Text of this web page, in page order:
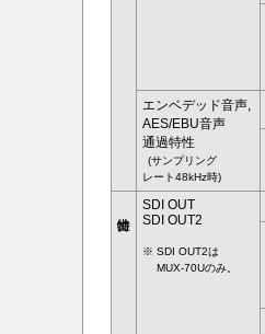
エンベデッド音声,
AES/EBU音声
通過特性
(サンプリング
レート48kHz時)
SDI OUT
SDI OUT2
※ SDI OUT2は
MUX-70Uのみ。